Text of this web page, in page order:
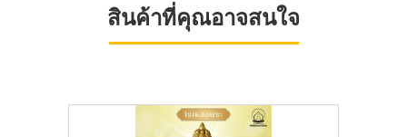
สินค้าที่คุณอาจสนใจ